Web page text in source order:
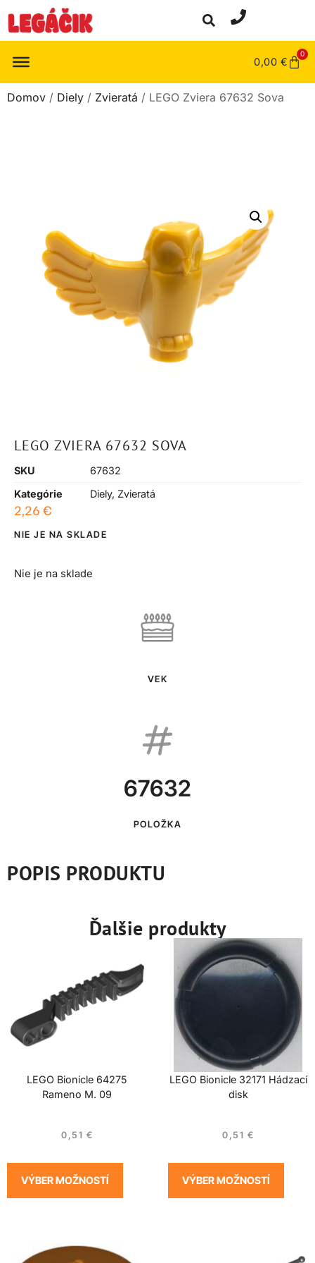
0,00 €
0
Domov / Diely / Zvieratá / LEGO Zviera 67632 Sova
LEGO ZVIERA 67632 SOVA
SKU
67632
Kategórie
Diely, Zvieratá
2,26 €
NIE JE NA SKLADE
Nie je na sklade
VEK
67632
POLOŽKA
POPIS PRODUKTU
Ďalšie produkty
LEGO Bionicle 64275
Rameno M. 09
0,51 €
VÝBER MOŽNOSTÍ
LEGO Bionicle 32171 Hádzací
disk
0,51 €
VÝBER MOŽNOSTÍ